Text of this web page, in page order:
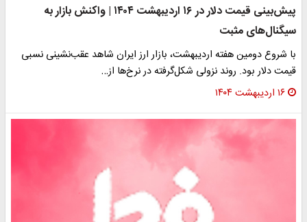
پیش‌بینی قیمت دلار در ۱۶ اردیبهشت ۱۴۰۴ | واکنش بازار به
سیگنال‌های مثبت
با شروع دومین هفته اردیبهشت، بازار ارز ایران شاهد عقب‌نشینی نسبی
قیمت دلار بود. روند نزولی شکل‌گرفته در نرخ‌ها از…
۱۶ اردیبهشت ۱۴۰۴